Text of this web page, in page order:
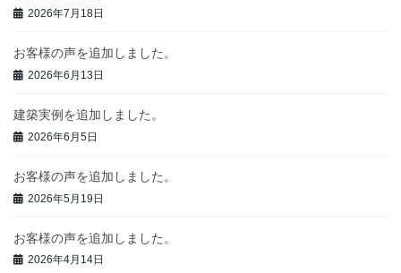
2026年7月18日
お客様の声を追加しました。
2026年6月13日
建築実例を追加しました。
2026年6月5日
お客様の声を追加しました。
2026年5月19日
お客様の声を追加しました。
2026年4月14日